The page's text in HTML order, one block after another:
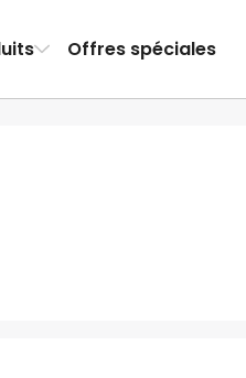
Offres spéciales